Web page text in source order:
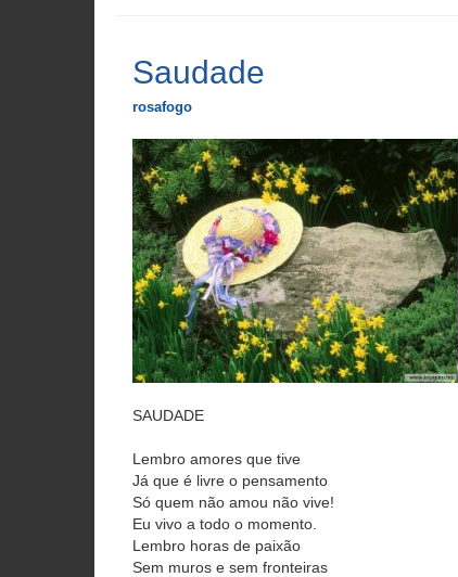
Saudade
rosafogo
SAUDADE
Lembro amores que tive
Já que é livre o pensamento
Só quem não amou não vive!
Eu vivo a todo o momento.
Lembro horas de paixão
Sem muros e sem fronteiras